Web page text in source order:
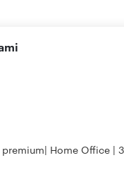
Home Office |